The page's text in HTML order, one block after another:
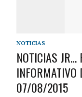
NOTICIAS
NOTICIAS JR…
INFORMATIVO
07/08/2015